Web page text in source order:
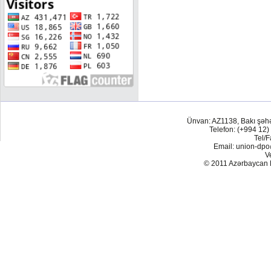
Ünvan: AZ1138, Bakı
Telefon: (+994
Tel/
Email: union-
© 2011 Azərbaycan